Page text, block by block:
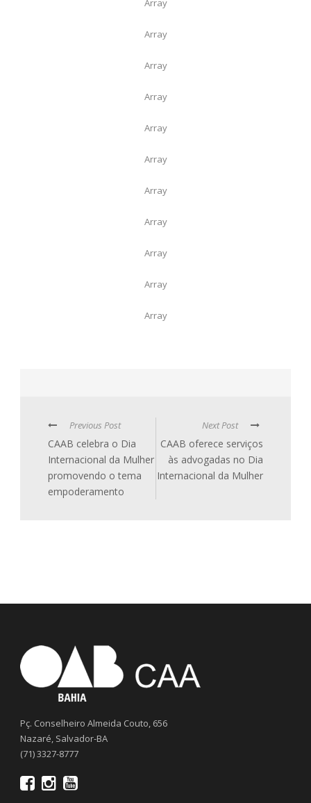
Array
Array
Array
Array
Array
Array
Array
Array
Array
Array
Array
Previous Post
CAAB celebra o Dia
Internacional da Mulher
promovendo o tema
empoderamento
Next Post
CAAB oferece serviços
às advogadas no Dia
Internacional da Mulher
Pç. Conselheiro Almeida Couto, 656
Nazaré, Salvador-BA
(71) 3327-8777